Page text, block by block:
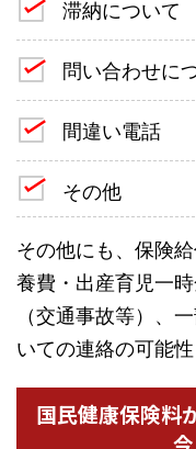
滞納について
問い合わせに
間違い電話
その他
その他にも、保険
養費・出産育児一
（交通事故等）、
いての連絡の可能性
国民健康保険料